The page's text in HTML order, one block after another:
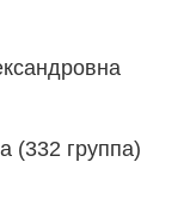
(332 группа)